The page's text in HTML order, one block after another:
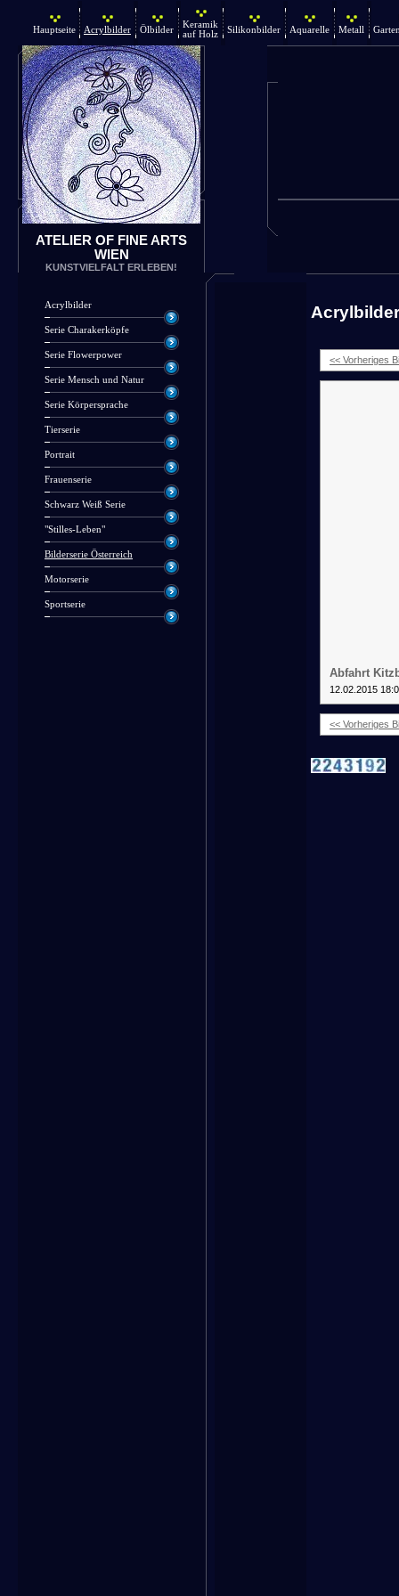
Hauptseite Acrylbilder Ölbilder
Keramik
auf Holz
Silikonbilder Aquarelle Metall
ATELIER OF FINE ARTS
WIEN
KUNSTVIELFALT ERLEBEN!
Acrylbilder
Serie Charakerköpfe
Serie Flowerpower
Serie Mensch und Natur
Serie Körpersprache
Tierserie
Portrait
Frauenserie
Schwarz Weiß Serie
"Stilles-Leben"
Bilderserie Österreich
Motorserie
Sportserie
Acrylbilder
<< Vorheriges
Abfahrt
12.02.2015
<< Vorheriges